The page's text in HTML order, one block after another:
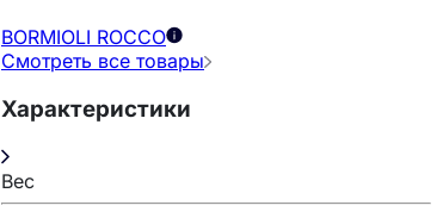
BORMIOLI ROCCO
Смотреть все товары
Характеристики
Вес